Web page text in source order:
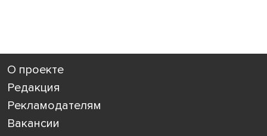
О проекте
Редакция
Рекламодателям
Вакансии